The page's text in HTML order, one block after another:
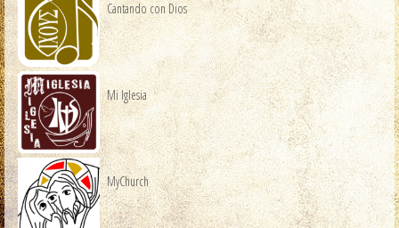
Cantando con Dios
Mi Iglesia
MyChurch